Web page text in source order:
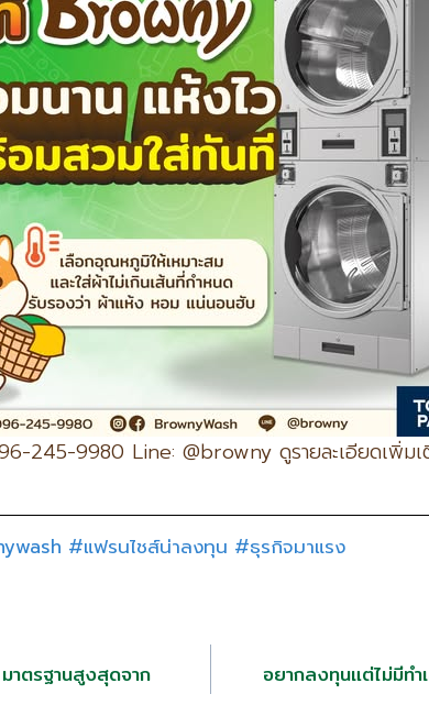
245-9980 Line: @browny ดูรายละเอียดเพิ่มเ
#แฟรนไชส์น่าลงทุน #ธุรกิจมาแรง
าตรฐานสูงสุดจาก
อยากลงทุนแต่ไม่มีท